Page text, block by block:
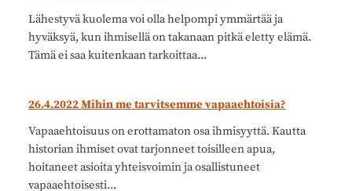
Lähestyvä kuolema voi olla helpompi ymmärtää ja
hyväksyä, kun ihmisellä on takanaan pitkä eletty elämä.
Tämä ei saa kuitenkaan tarkoittaa...
26.4.2022 Mihin me tarvitsemme vapaaehtoisia?
Vapaaehtoisuus on erottamaton osa ihmisyyttä. Kautta
historian ihmiset ovat tarjonneet toisilleen apua,
hoitaneet asioita yhteisvoimin ja osallistuneet
vapaaehtoisesti...